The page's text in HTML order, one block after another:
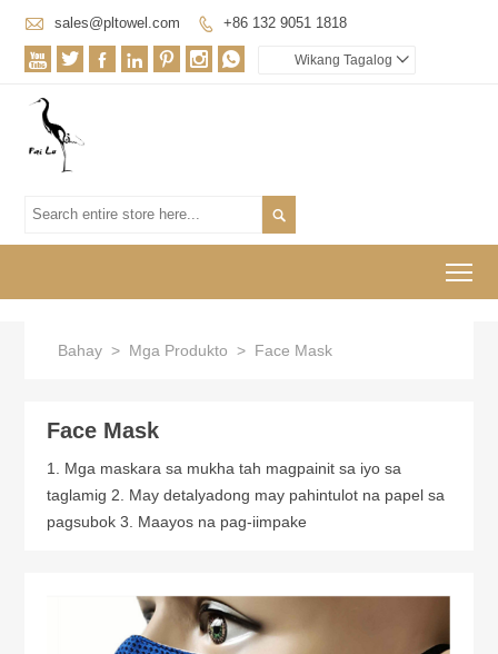
 sales@pltowel.com  +86 132 9051 1818
       Wikang Tagalog 

Bahay > Mga Produkto > Face Mask
Face Mask
1. Mga maskara sa mukha tah magpainit sa iyo sa
taglamig 2. May detalyadong may pahintulot na papel sa
pagsubok 3. Maayos na pag-iimpake